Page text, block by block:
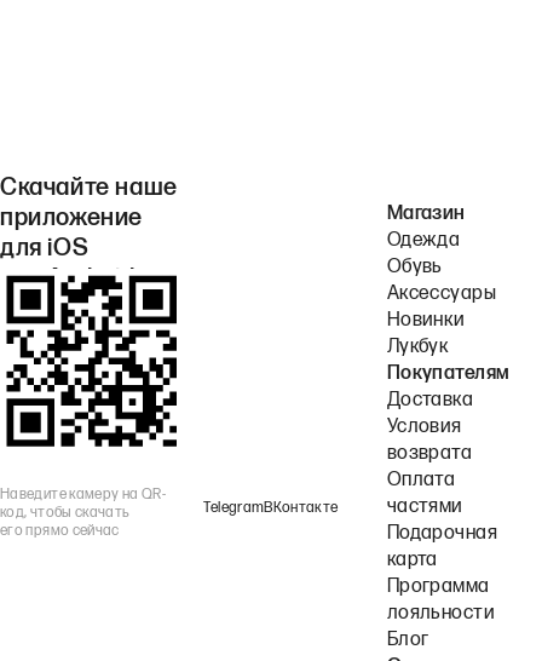
Скачайте наше
приложение
для iOS
или Android.
Наведите камеру на QR-
код, чтобы скачать
его прямо сейчас
TelegramВКонтакте
Магазин
Одежда
Обувь
Аксессуары
Новинки
Лукбук
Покупателям
Доставка
Условия
возврата
Оплата
частями
Подарочная
карта
Программа
лояльности
Блог